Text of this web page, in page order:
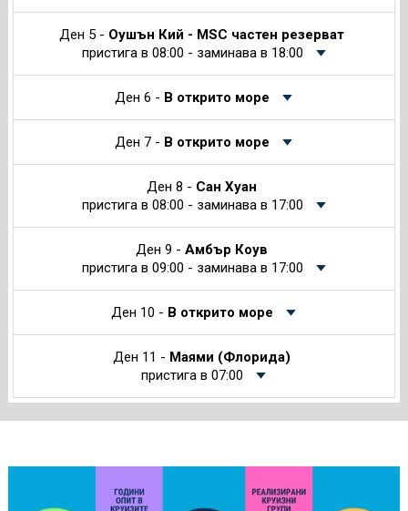
Ден 5 - Оушън Кий - MSC частен резерват
пристига в 08:00 - заминава в 18:00
Ден 6 - В открито море
Ден 7 - В открито море
Ден 8 - Сан Хуан
пристига в 08:00 - заминава в 17:00
Ден 9 -Амбър Коув
пристига в 09:00 - заминава в 17:00
Ден 10 - В открито море
Ден 11 - Маями (Флорида)
пристига в 07:00